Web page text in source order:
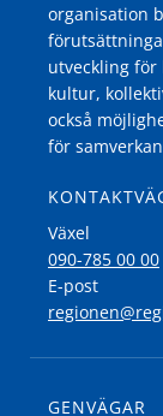
organisation
utveckling för
kultur,
också
för
Växel
090-785 00 00
E-post
GENVÄGAR